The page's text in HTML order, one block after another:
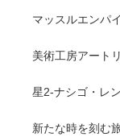
マッスルエンパ
美術工房アート
星2-ナシゴ・レン
新たな時を刻む